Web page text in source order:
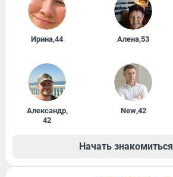
Ирина,44 Алена,53
Александр,
42
New,42
Начать знакомиться